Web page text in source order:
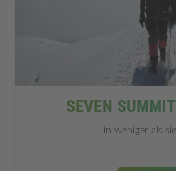
SEVEN
...in weniger als